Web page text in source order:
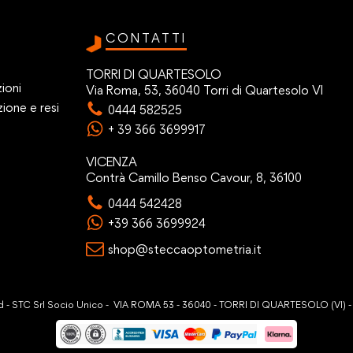
e resi
CONTATTI
TORRI DI QUARTESOLO
Via Roma, 53, 36040 Torri di Quartesolo VI
0444 582525
+ 39 366 3699917
VICENZA
Contrà Camillo Benso Cavour, 8, 36100
0444 542428
+39 366 3699924
shop@steccaoptometria.it
STC Srl Socio Unico - VIA ROMA 53 - 36040 - TORRI DI QUARTESOLO (VI)